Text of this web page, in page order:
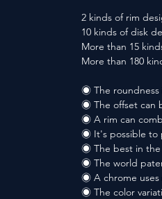
2 kinds of rim
10 kinds of disk
More than 15
More than 180
◉ The roundness
◉ The offset can
◉ A rim can
◉ It's possible to
◉ The best in the
◉ The world
◉ A chrome uses
◉ The color